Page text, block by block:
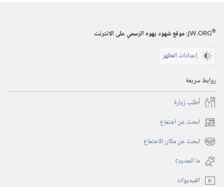
JW.ORG®
:‏ موقع شهود يهوه الرسمي على الانترنت
إعدادات المظهر
روابط سريعة
أُطلب زيارة
ابحث عن اجتماع (يفتح
نافذة ابحث عن مكان الاجتماع (يفتح
نافذة
جديدة)
ما الجديد؟‏
الفيديوات